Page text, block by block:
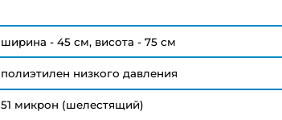
ширина - 45 см, висота - 75 см
полиэтилен низкого давления
51 микрон (шелестящий)